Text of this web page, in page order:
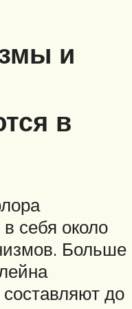
и
в
себя около
Больше
составляют до